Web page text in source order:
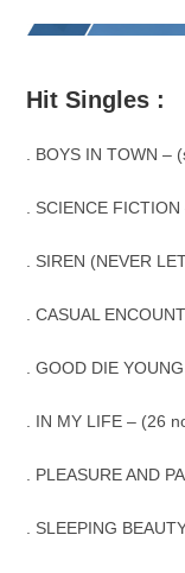
Hit Singles :
. BOYS IN TOWN –
. SCIENCE
. SIREN (NEVER
. CASUAL
. GOOD DIE
. IN MY LIFE – (26
. PLEASURE AND
. SLEEPING